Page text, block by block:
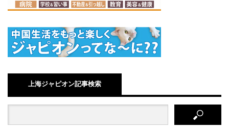
上海ジャピオン記事検索